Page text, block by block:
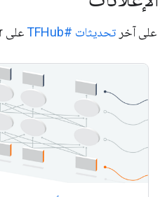
على آخرتحديثات #TFHub على Twitter